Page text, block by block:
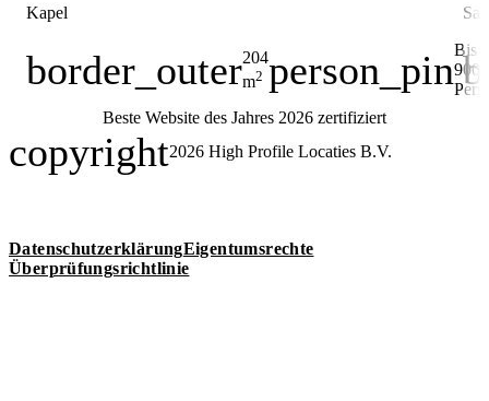
Kapel
border_outer
Oberfläche
204
m2 person_pin
Kapazität
Bis
900
Beste Website des Jahres 2026 zertifiziert
copyright2026 High Profile Locaties B.V.
DatenschutzerklärungEigentumsrechte
Überprüfungsrichtlinie